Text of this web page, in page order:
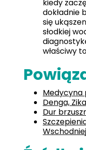
kiedy
dokładnie
się
słodkiej
właściwy
Medycyna
Denga,
Dur
Wschodniej